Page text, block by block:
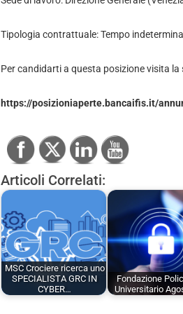
Tipologia contrattuale: Tempo
Per candidarti a questa posizione visita la
https://posizioniaperte.bancaifis.it/
Articoli Correlati:
MSC Crociere ricerca uno
SPECIALISTA GRC IN
CYBER…
Fondazione
Universitario